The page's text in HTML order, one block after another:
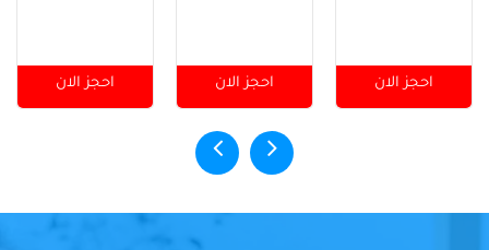
احجز الان احجز الان احجز الان